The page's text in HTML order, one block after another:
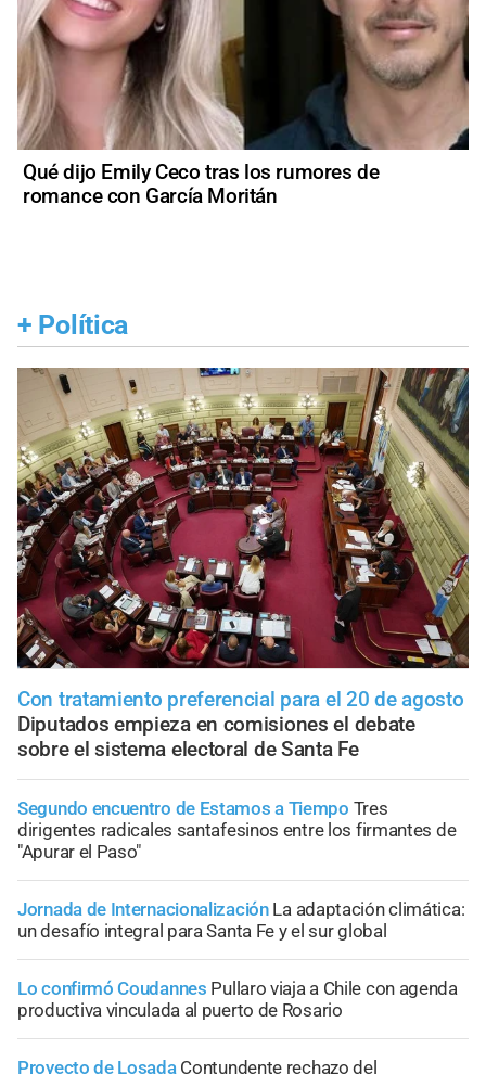
Qué dijo Emily Ceco tras los rumores de
romance con García Moritán
+ Política
Con tratamiento preferencial para el 20 de agosto
Diputados empieza en comisiones el debate
sobre el sistema electoral de Santa Fe
Segundo encuentro de Estamos a Tiempo Tres
dirigentes radicales santafesinos entre los firmantes de
"Apurar el Paso"
Jornada de Internacionalización La adaptación climática:
un desafío integral para Santa Fe y el sur global
Lo confirmó Coudannes Pullaro viaja a Chile con agenda
productiva vinculada al puerto de Rosario
Proyecto de Losada Contundente rechazo del